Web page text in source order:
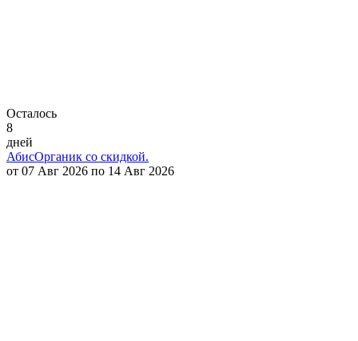
Осталось
8
дней
АбисОрганик со скидкой.
от 07 Авг 2026 по 14 Авг 2026